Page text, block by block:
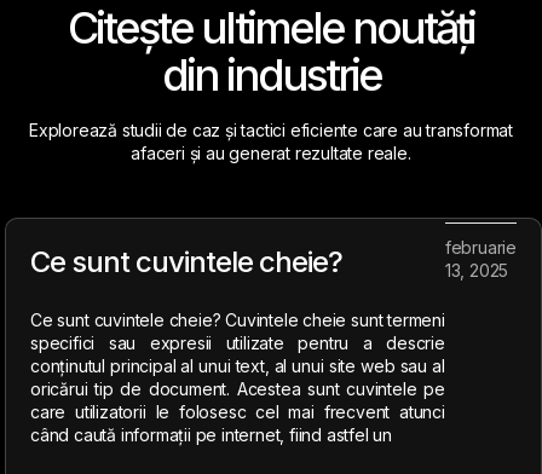
Citește ultimele noutăți
din industrie
Explorează studii de caz și tactici eficiente care au transformat
afaceri și au generat rezultate reale.
Ce sunt cuvintele cheie?
Ce sunt cuvintele cheie? Cuvintele cheie sunt termeni
specifici sau expresii utilizate pentru a descrie
conținutul principal al unui text, al unui site web sau al
oricărui tip de document. Acestea sunt cuvintele pe
care utilizatorii le folosesc cel mai frecvent atunci
când caută informații pe internet, fiind astfel un
februarie
13, 2025